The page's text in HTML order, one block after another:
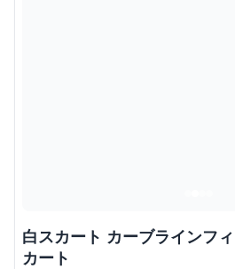
白スカート カーブラインフ
カート